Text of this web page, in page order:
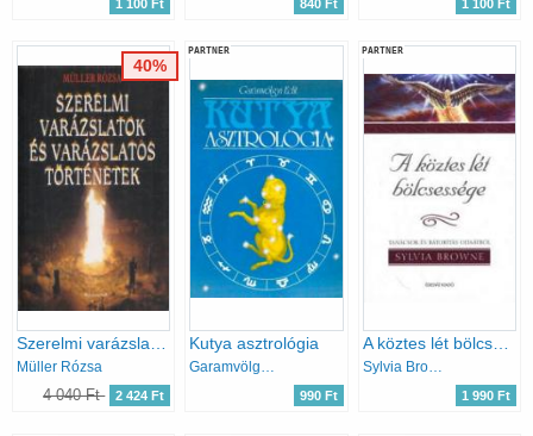
1 100 Ft 840 Ft 1 100 Ft
Szerelmi varázslatok és varázslatos történetek
Müller Rózsa
4 040 Ft 2 424 Ft
40%
PARTNER
Kutya asztrológia
Garamvölgyi Edit
990 Ft
PARTNER
A köztes lét bölcsessége
Sylvia Browne
1 990 Ft